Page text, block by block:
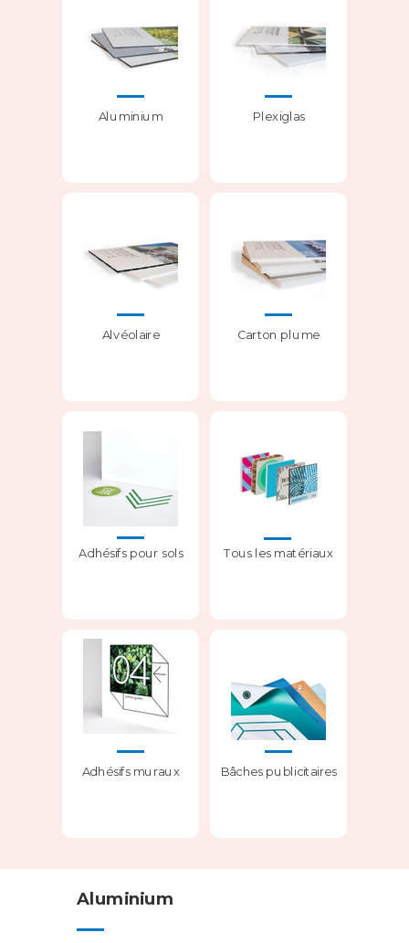
Aluminium
Tous les matériaux
Adhésifs pour sols
Adhésifs muraux
Plexiglas
Alvéolaire Carton plume
Bâches publicitaires
Aluminium